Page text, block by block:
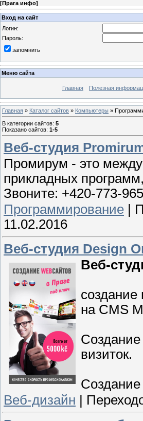
[Прага инфо]
Вход на сайт
Логин:
Пароль:
запомнить
Меню сайта
Главная Полезная
Главная » Каталог сайтов » Компьютеры »
В категории сайтов: 5
Показано сайтов: 1-5
Веб-студия
Промирум - это
прикладных
Звоните: +420-773-
Программирование
11.02.2016
Веб-студия Design
Веб-
создание
на CMS
визиток.
Веб-дизайн